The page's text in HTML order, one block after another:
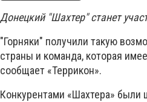
Донецкий "Шахтер" станет
"Горняки" получили такую
страны и команда, которая
сообщает «Террикон».
Конкурентами «Шахтера» были